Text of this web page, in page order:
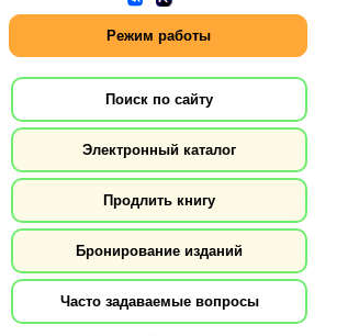
Режим работы
Поиск по сайту
Электронный каталог
Продлить книгу
Бронирование изданий
Часто задаваемые вопросы